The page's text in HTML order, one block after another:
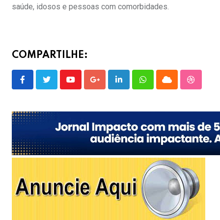
saúde, idosos e pessoas com comorbidades.
COMPARTILHE:
YoutubeGoogle+LinkedInWhatsappCloud